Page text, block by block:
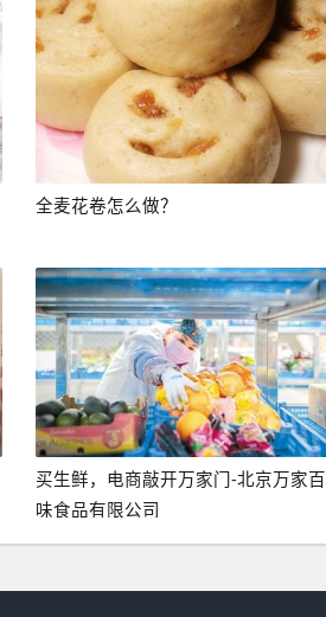
全麦花卷怎么做？
买生鲜，电商敲开万家门-北京万家百
味食品有限公司